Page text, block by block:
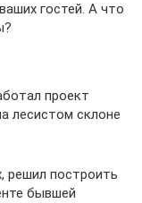
гостей. А что
проект
лесистом склоне
решил построить
бывшей